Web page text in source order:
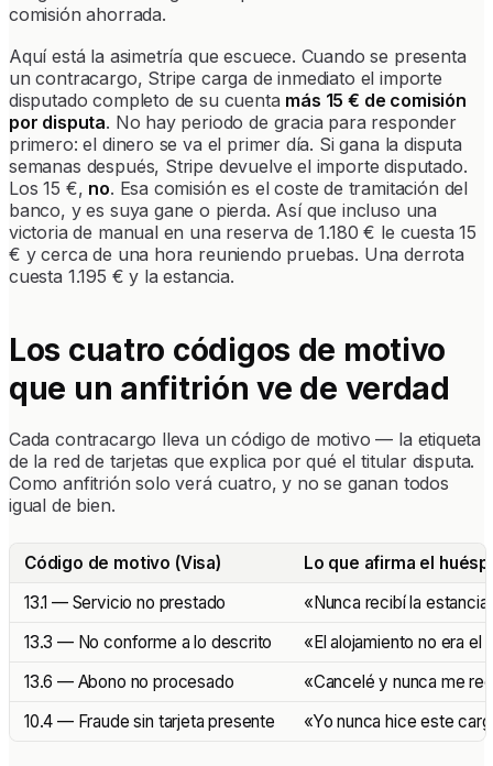
comisión ahorrada.
Aquí está la asimetría que escuece. Cuando se presenta
un contracargo, Stripe carga de inmediato el importe
disputado completo de su cuenta más 15 € de comisión
por disputa. No hay periodo de gracia para responder
primero: el dinero se va el primer día. Si gana la disputa
semanas después, Stripe devuelve el importe disputado.
Los 15 €, no. Esa comisión es el coste de tramitación del
banco, y es suya gane o pierda. Así que incluso una
victoria de manual en una reserva de 1.180 € le cuesta 15
€ y cerca de una hora reuniendo pruebas. Una derrota
cuesta 1.195 € y la estancia.
Los cuatro códigos de motivo
que un anfitrión ve de verdad
Cada contracargo lleva un código de motivo — la etiqueta
de la red de tarjetas que explica por qué el titular disputa.
Como anfitrión solo verá cuatro, y no se ganan todos
igual de bien.
Código de motivo (Visa)
Lo que afirma el
13.1 — Servicio no prestado
«Nunca recibí la
13.3 — No conforme a lo descrito
«El alojamiento no era el
13.6 — Abono no procesado
«Cancelé y nunca me
10.4 — Fraude sin tarjeta presente
«Yo nunca hice este